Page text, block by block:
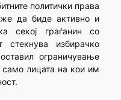
политички права
да биде активно и
секој граѓанин со
стекнува избирачко
ограничување
лицата на кои им